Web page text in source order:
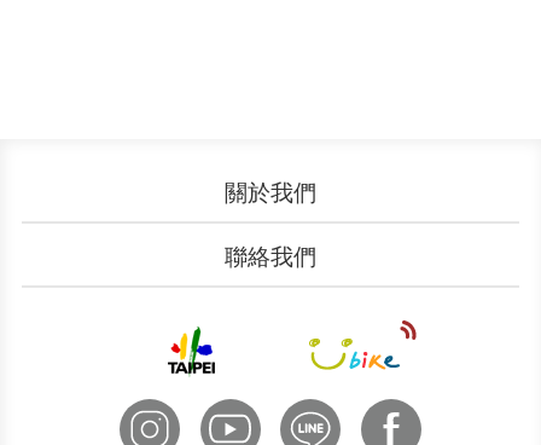
1040
關於我們
加入我們
聯絡我們
申請表單